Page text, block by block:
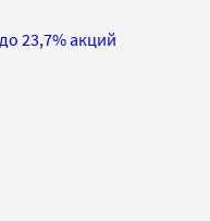
23,7% акций